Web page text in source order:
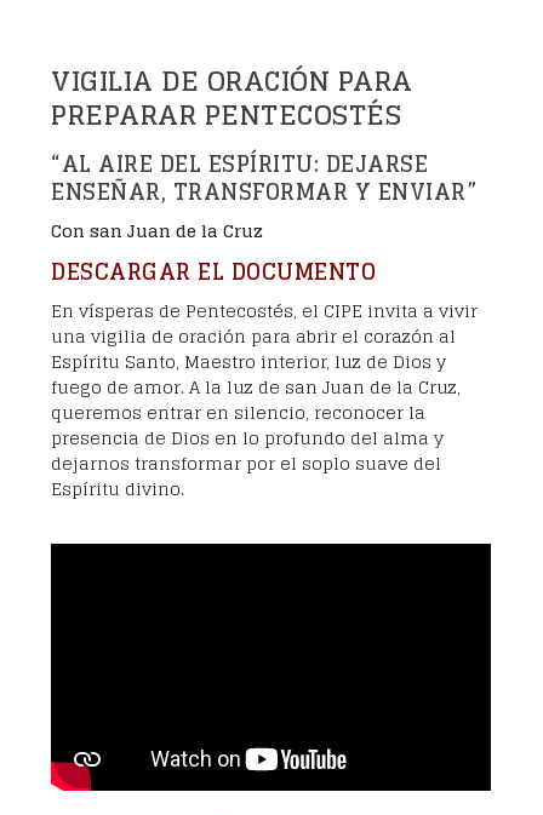
VIGILIA DE ORACIÓN PARA
PREPARAR PENTECOSTÉS
“AL AIRE DEL ESPÍRITU: DEJARSE
ENSEÑAR, TRANSFORMAR Y ENVIAR”
Con san Juan de la Cruz
DESCARGAR EL DOCUMENTO
En vísperas de Pentecostés, el CIPE invita a vivir
una vigilia de oración para abrir el corazón al
Espíritu Santo, Maestro interior, luz de Dios y
fuego de amor. A la luz de san Juan de la Cruz,
queremos entrar en silencio, reconocer la
presencia de Dios en lo profundo del alma y
dejarnos transformar por el soplo suave del
Espíritu divino.